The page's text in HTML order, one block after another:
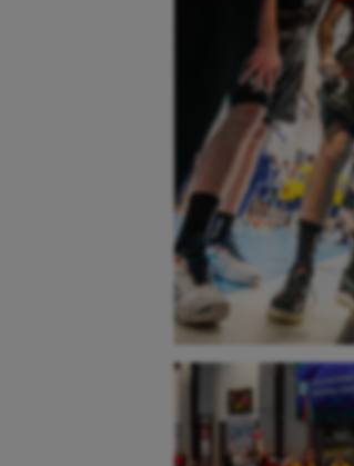
Boules lyonnaises
Canoë-kayak
Cerf Volant
Cheerleading
Course à pied
Crossfit
Cyclisme